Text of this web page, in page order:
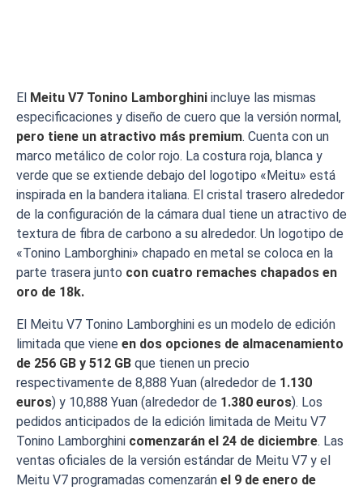
El Meitu V7 Tonino Lamborghini incluye las mismas
especificaciones y diseño de cuero que la versión normal,
pero tiene un atractivo más premium. Cuenta con un
marco metálico de color rojo. La costura roja, blanca y
verde que se extiende debajo del logotipo «Meitu» está
inspirada en la bandera italiana. El cristal trasero alrededor
de la configuración de la cámara dual tiene un atractivo de
textura de fibra de carbono a su alrededor. Un logotipo de
«Tonino Lamborghini» chapado en metal se coloca en la
parte trasera junto con cuatro remaches chapados en
oro de 18k.
El Meitu V7 Tonino Lamborghini es un modelo de edición
limitada que viene en dos opciones de almacenamiento
de 256 GB y 512 GB que tienen un precio
respectivamente de 8,888 Yuan (alrededor de 1.130
euros) y 10,888 Yuan (alrededor de 1.380 euros). Los
pedidos anticipados de la edición limitada de Meitu V7
Tonino Lamborghini comenzarán el 24 de diciembre. Las
ventas oficiales de la versión estándar de Meitu V7 y el
Meitu V7 programadas comenzarán el 9 de enero de